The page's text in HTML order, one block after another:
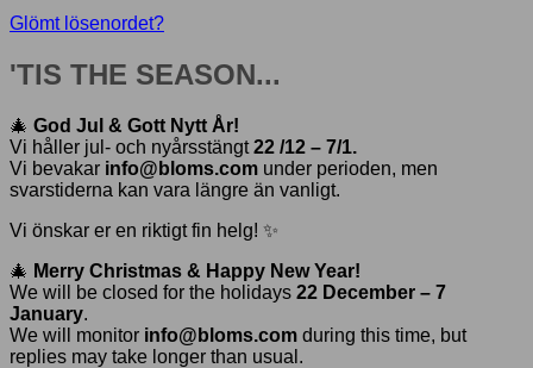
Glömt lösenordet?
'TIS THE SEASON...
🎄 God Jul & Gott Nytt År!
Vi håller jul- och nyårsstängt22 /12 – 7/1.
Vi bevakar info@bloms.com under perioden, men
svarstiderna kan vara längre än vanligt.
Vi önskar er en riktigt fin helg! ✨
🎄 Merry Christmas & Happy New Year!
We will be closed for the holidays 22 December – 7
January.
We will monitor info@bloms.com during this time, but
replies may take longer than usual.